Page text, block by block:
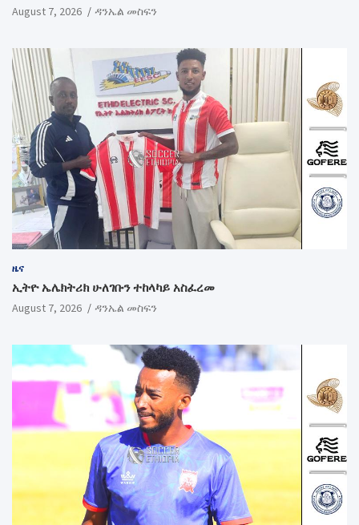
August 7, 2026 ዳንኤል መስፍን
ዜና
ኢትዮ ኤሌክትሪክ ሁለገቡን ተከላካይ አስፈረመ
August 7, 2026 ዳንኤል መስፍን